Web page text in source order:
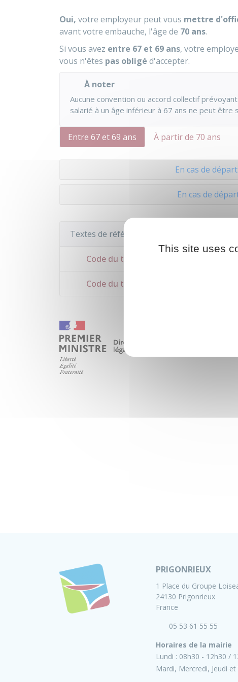
Oui, votre employeur peut vous mettre
avant votre embauche, l'âge de 70 ans.
Si vous avez entre 67 et 69 ans, votre
vous n'êtes pas obligé d'accepter.
À noter
Aucune convention ou accord collectif
salarié à un âge inférieur à 67 ans ne peut être
Entre 67 et 69 ans À partir de 70 ans
En cas de
En cas de
Textes de référence
Code du travail : articles L1237-5 à
Code du travail : article D1237-2-1
PRIGONRIEUX
1 Place du Groupe
24130 Prigonrieux
France
05 53 61 55 55
Horaires de la mairie
Lundi : 08h30 - 12h30
Mardi, Mercredi, Jeudi et
This site uses